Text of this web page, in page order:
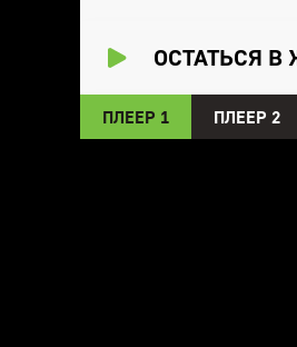
ОСТАТЬСЯ В
ПЛЕЕР 1 ПЛЕЕР 2